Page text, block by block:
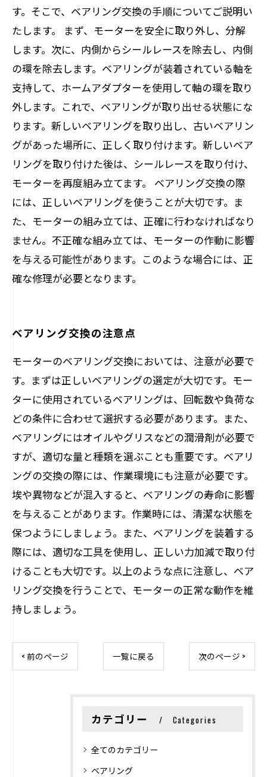
す。そこで、ベアリング交換の手順についてご説明い
たします。 まず、モーターを安全に取り外し、分解
します。次に、内側からシールレースを除去し、内側
の環を除去します。ベアリングが装着されている軸を
支持して、ホームアダプターを使用して軸の環を取り
外します。これで、ベアリングが取り出せる状態にな
ります。新しいベアリングを取り出し、古いベアリン
グがあった場所に、正しく取り付けます。新しいベア
リングを取り付けた後は、シールレースを取り付け、
モーターを再度組み立てます。 ベアリング交換の際
には、正しいベアリングを使うことが大切です。ま
た、モーターの組み立ては、正確に行わなければなり
ません。不正確な組み立ては、モーターの作動に影響
を与える可能性があります。このような場合には、正
確な修理が必要となります。
ベアリング交換の注意点
モーターのベアリング交換においては、注意が必要で
す。まずは正しいベアリングの選定が大切です。モー
ターに使用されているベアリングは、回転数や負荷な
どの条件に合わせて選択する必要があります。また、
ベアリングにはオイルやグリスなどの潤滑剤が必要で
すが、適切な量と種類を選ぶことも重要です。ベアリ
ングの交換の際には、作業環境にも注意が必要です。
埃や異物などが混入すると、ベアリングの寿命に影響
を与えることがあります。作業時には、清潔な状態を
保つようにしましょう。また、ベアリングを装着する
際には、適切な工具を使用し、正しい力加減で取り付
けることも大切です。以上のような点に注意し、ベア
リング交換を行うことで、モーターの正常な動作を維
持しましょう。
< 前のページ 一覧に戻る 次のページ >
カテゴリー Categories
全てのカテゴリー
ベアリング